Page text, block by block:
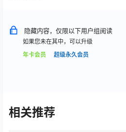
隐藏内容，仅限以下用户组阅读
如果您未在其中，可以升级
年卡会员
超级永久会员
相关推荐